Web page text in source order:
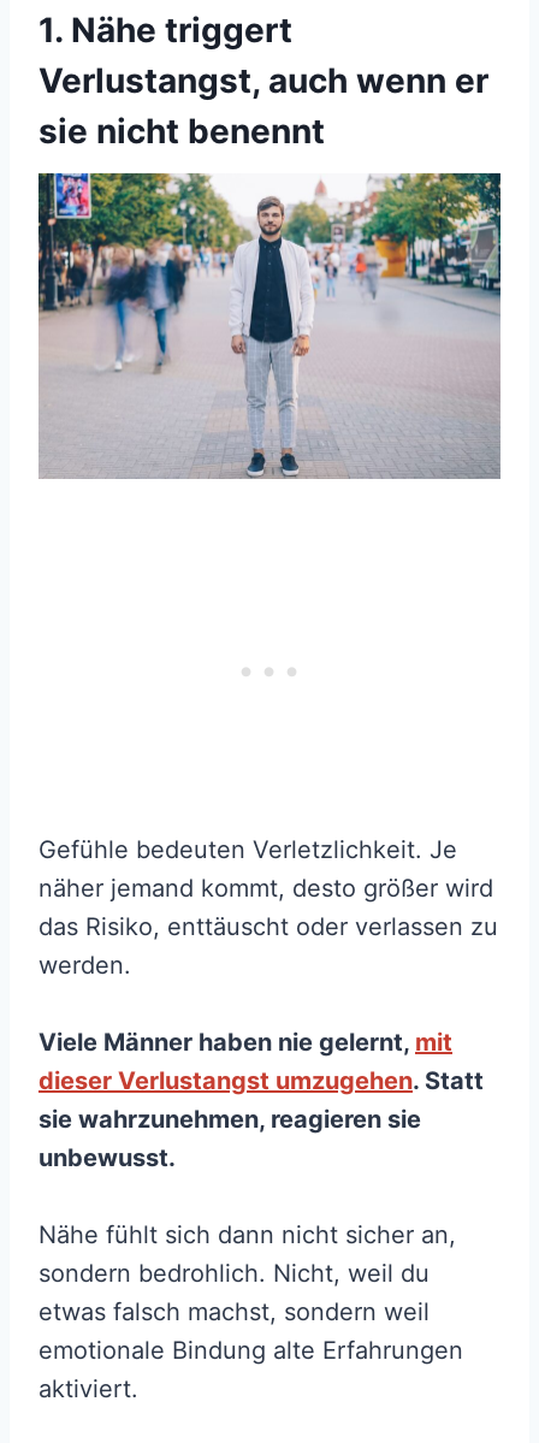
1. Nähe triggert
Verlustangst, auch wenn er
sie nicht benennt
Gefühle bedeuten Verletzlichkeit. Je
näher jemand kommt, desto größer wird
das Risiko, enttäuscht oder verlassen zu
werden.
Viele Männer haben nie gelernt, mit
dieser Verlustangst umzugehen. Statt
sie wahrzunehmen, reagieren sie
unbewusst.
Nähe fühlt sich dann nicht sicher an,
sondern bedrohlich. Nicht, weil du
etwas falsch machst, sondern weil
emotionale Bindung alte Erfahrungen
aktiviert.